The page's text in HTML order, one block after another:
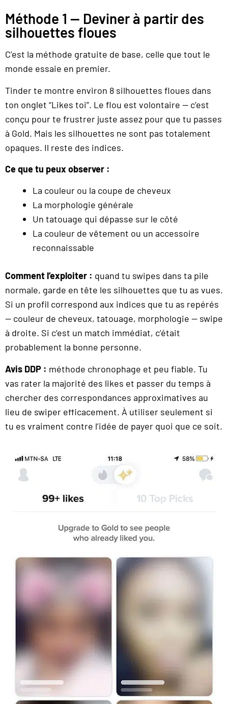
Méthode 1 — Deviner à partir des
silhouettes floues
C’est la méthode gratuite de base, celle que tout le
monde essaie en premier.
Tinder te montre environ 8 silhouettes floues dans
ton onglet “Likes toi”. Le flou est volontaire — c’est
conçu pour te frustrer juste assez pour que tu passes
à Gold. Mais les silhouettes ne sont pas totalement
opaques. Il reste des indices.
Ce que tu peux observer :
La couleur ou la coupe de cheveux
La morphologie générale
Un tatouage qui dépasse sur le côté
La couleur de vêtement ou un accessoire
reconnaissable
Comment l’exploiter : quand tu swipes dans ta pile
normale, garde en tête les silhouettes que tu as vues.
Si un profil correspond aux indices que tu as repérés
— couleur de cheveux, tatouage, morphologie — swipe
à droite. Si c’est un match immédiat, c’était
probablement la bonne personne.
Avis DDP : méthode chronophage et peu fiable. Tu
vas rater la majorité des likes et passer du temps à
chercher des correspondances approximatives au
lieu de swiper efficacement. À utiliser seulement si
tu es vraiment contre l’idée de payer quoi que ce soit.